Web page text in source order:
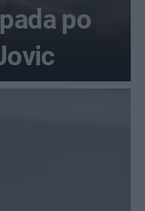
po